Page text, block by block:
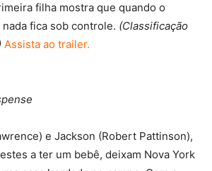
filha mostra que quando o
fica sob controle. (Classificação
Assista ao trailer.
e Jackson (Robert Pattinson),
a ter um bebê, deixam Nova York